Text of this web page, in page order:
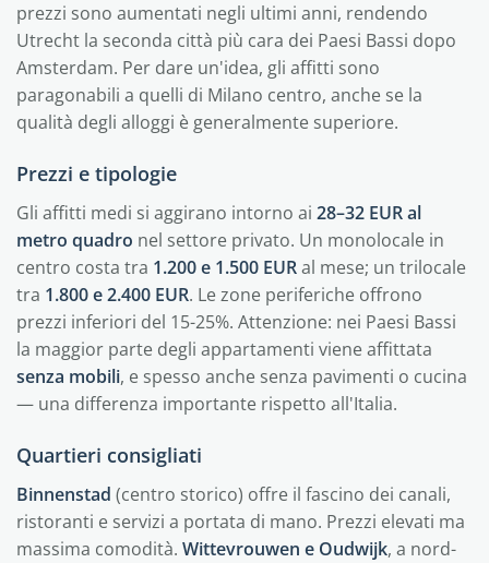
prezzi sono aumentati negli ultimi anni, rendendo
Utrecht la seconda città più cara dei Paesi Bassi dopo
Amsterdam. Per dare un'idea, gli affitti sono
paragonabili a quelli di Milano centro, anche se la
qualità degli alloggi è generalmente superiore.
Prezzi e tipologie
Gli affitti medi si aggirano intorno ai 28–32 EUR al
metro quadro nel settore privato. Un monolocale in
centro costa tra 1.200 e 1.500 EURal mese; un trilocale
tra 1.800 e 2.400 EUR. Le zone periferiche offrono
prezzi inferiori del 15-25%. Attenzione: nei Paesi Bassi
la maggior parte degli appartamenti viene affittata
senza mobili, e spesso anche senza pavimenti o cucina
— una differenza importante rispetto all'Italia.
Quartieri consigliati
Binnenstad (centro storico) offre il fascino dei canali,
ristoranti e servizi a portata di mano. Prezzi elevati ma
massima comodità. Wittevrouwen e Oudwijk, a nord-